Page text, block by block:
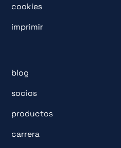
cookies
imprimir
blog
socios
productos
carrera